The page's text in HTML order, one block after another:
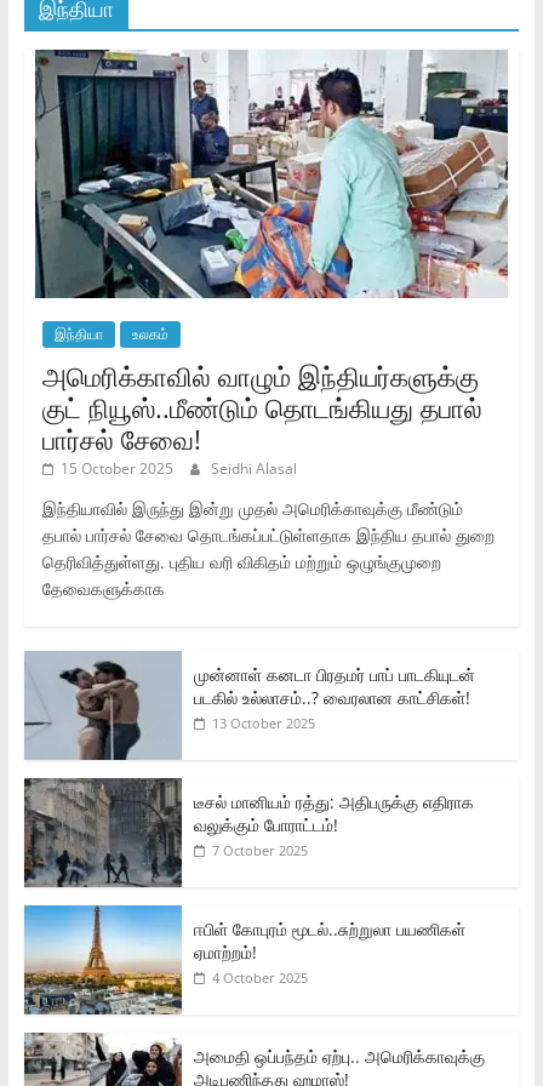
இந்தியா
இந்தியா உலகம்
அமெரிக்காவில் வாழும் இந்தியர்களுக்கு
குட் நியூஸ்..மீண்டும் தொடங்கியது தபால்
பார்சல் சேவை!
15 October 2025 Seidhi Alasal
இந்தியாவில் இருந்து இன்று முதல் அமெரிக்காவுக்கு மீண்டும்
தபால் பார்சல் சேவை தொடங்கப்பட்டுள்ளதாக இந்திய தபால் துறை
தெரிவித்துள்ளது. புதிய வரி விகிதம் மற்றும் ஒழுங்குமுறை
தேவைகளுக்காக
முன்னாள் கனடா பிரதமர் பாப் பாடகியுடன்
படகில் உல்லாசம்..? வைரலான காட்சிகள்!
13 October 2025
டீசல் மானியம் ரத்து: அதிபருக்கு எதிராக
வலுக்கும் போராட்டம்!
7 October 2025
ஈபிள் கோபுரம் மூடல்..சுற்றுலா பயணிகள்
ஏமாற்றம்!
4 October 2025
அமைதி ஒப்பந்தம் ஏற்பு.. அமெரிக்காவுக்கு
அடிபணிந்தது ஹமாஸ்!